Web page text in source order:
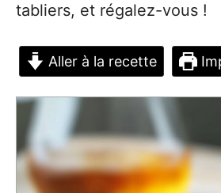
tabliers, et régalez-vous !
Aller à la recette